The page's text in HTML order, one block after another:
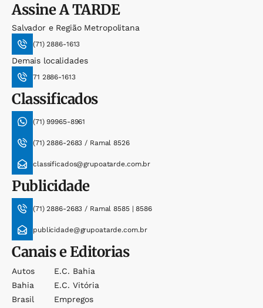
AssineA TARDE
Salvador e Região Metropolitana
(71) 2886-1613
Demais localidades
71 2886-1613
Classificados
(71) 99965-8961
(71) 2886-2683 / Ramal 8526
classificados@grupoatarde.com.br
Publicidade
(71) 2886-2683 / Ramal 8585 | 8586
publicidade@grupoatarde.com.br
Canais e Editorias
Autos
Bahia
Brasil
E.c. Bahia
E.c. Vitória
Empregos